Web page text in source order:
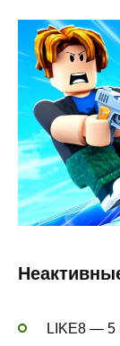
LIKE8 — 5